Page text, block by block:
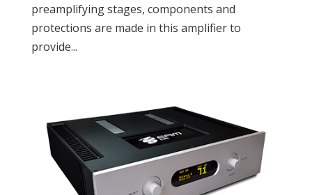
preamplifying stages, components and
protections are made in this amplifier to
provide...